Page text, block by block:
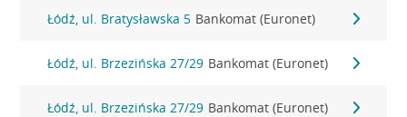
Łódź, ul. Bratysławska 5 Bankomat (Euronet)
Łódź, ul. Brzezińska 27/29 Bankomat (Euronet)
Łódź, ul. Brzezińska 27/29 Bankomat (Euronet)